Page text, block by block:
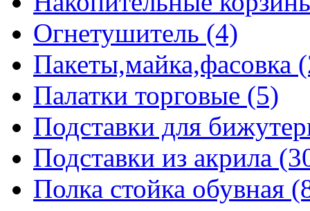
Огнетушитель (4)
Пакеты,майка,фасовка
Палатки торговые (5)
Подставки для
Подставки из акрила
Полка стойка обувная